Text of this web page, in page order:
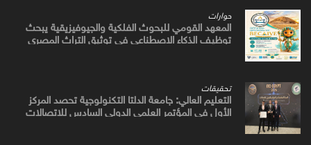
حوارات
المعهد القومي للبحوث الفلكية والجيوفيزيقية يبحث
توظيف الذكاء الاصطناعي في توثيق التراث المصري
تحقيقات
التعليم العالي: جامعة الدلتا التكنولوجية تحصد المركز
الأول في المؤتمر العلمي الدولي السادس للاتصالات